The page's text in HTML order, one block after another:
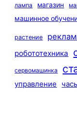
лампа
магазин
машинное
растение
робототехника
сервомашинка
управление